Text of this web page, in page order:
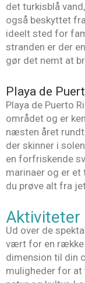
det turkisblå
også beskyttet
ideelt sted for
stranden er der
gør det nemt at
Playa de
Playa de Puerto
området og er
næsten året
der skinner i
en forfriskende
marinaer og er
du prøve alt fra
Aktiviteter
Ud over de
vært for en række
dimension til din
muligheder for